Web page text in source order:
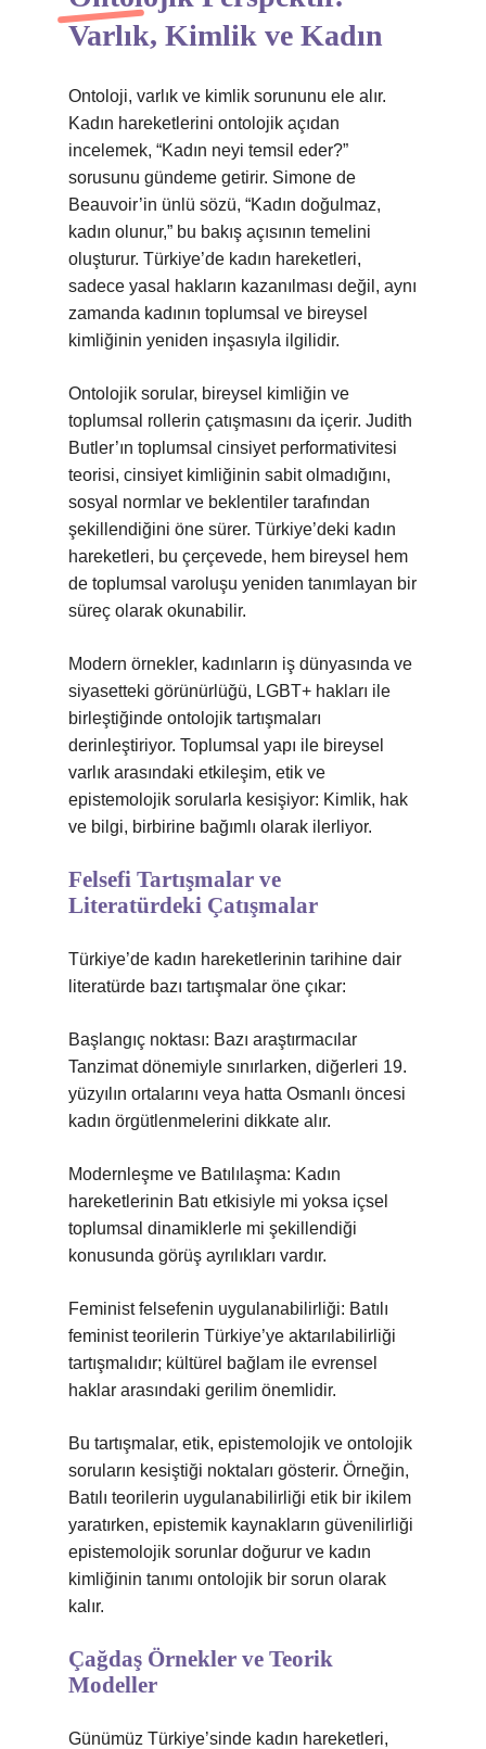
Varlık, Kimlik ve Kadın
Ontoloji, varlık ve kimlik sorununu ele alır.
Kadın hareketlerini ontolojik açıdan
incelemek, “Kadın neyi temsil eder?”
sorusunu gündeme getirir. Simone de
Beauvoir’in ünlü sözü, “Kadın doğulmaz,
kadın olunur,” bu bakış açısının temelini
oluşturur. Türkiye’de kadın hareketleri,
sadece yasal hakların kazanılması değil, aynı
zamanda kadının toplumsal ve bireysel
kimliğinin yeniden inşasıyla ilgilidir.
Ontolojik sorular, bireysel kimliğin ve
toplumsal rollerin çatışmasını da içerir. Judith
Butler’ın toplumsal cinsiyet performativitesi
teorisi, cinsiyet kimliğinin sabit olmadığını,
sosyal normlar ve beklentiler tarafından
şekillendiğini öne sürer. Türkiye’deki kadın
hareketleri, bu çerçevede, hem bireysel hem
de toplumsal varoluşu yeniden tanımlayan bir
süreç olarak okunabilir.
Modern örnekler, kadınların iş dünyasında ve
siyasetteki görünürlüğü, LGBT+ hakları ile
birleştiğinde ontolojik tartışmaları
derinleştiriyor. Toplumsal yapı ile bireysel
varlık arasındaki etkileşim, etik ve
epistemolojik sorularla kesişiyor: Kimlik, hak
ve bilgi, birbirine bağımlı olarak ilerliyor.
Felsefi Tartışmalar ve
Literatürdeki Çatışmalar
Türkiye’de kadın hareketlerinin tarihine dair
literatürde bazı tartışmalar öne çıkar:
Başlangıç noktası: Bazı araştırmacılar
Tanzimat dönemiyle sınırlarken, diğerleri 19.
yüzyılın ortalarını veya hatta Osmanlı öncesi
kadın örgütlenmelerini dikkate alır.
Modernleşme ve Batılılaşma: Kadın
hareketlerinin Batı etkisiyle mi yoksa içsel
toplumsal dinamiklerle mi şekillendiği
konusunda görüş ayrılıkları vardır.
Feminist felsefenin uygulanabilirliği: Batılı
feminist teorilerin Türkiye’ye aktarılabilirliği
tartışmalıdır; kültürel bağlam ile evrensel
haklar arasındaki gerilim önemlidir.
Bu tartışmalar, etik, epistemolojik ve ontolojik
soruların kesiştiği noktaları gösterir. Örneğin,
Batılı teorilerin uygulanabilirliği etik bir ikilem
yaratırken, epistemik kaynakların güvenilirliği
epistemolojik sorunlar doğurur ve kadın
kimliğinin tanımı ontolojik bir sorun olarak
kalır.
Çağdaş Örnekler ve Teorik
Modeller
Günümüz Türkiye’sinde kadın hareketleri,